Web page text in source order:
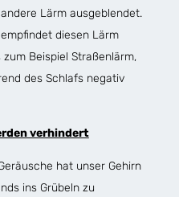
Lärm ausgeblendet.
diesen Lärm
Beispiel Straßenlärm,
des Schlafs negativ
verhindert
hat unser Gehirn
ins Grübeln zu